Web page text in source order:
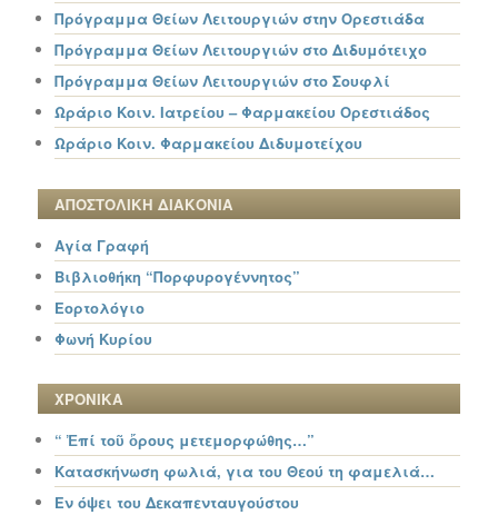
Πρόγραμμα Θείων Λειτουργιών στην Ορεστιάδα
Πρόγραμμα Θείων Λειτουργιών στο Διδυμότειχο
Πρόγραμμα Θείων Λειτουργιών στο Σουφλί
Ωράριο Κοιν. Ιατρείου – Φαρμακείου Ορεστιάδος
Ωράριο Κοιν. Φαρμακείου Διδυμοτείχου
ΑΠΟΣΤΟΛΙΚΗ ΔΙΑΚΟΝΙΑ
Αγία Γραφή
Βιβλιοθήκη “Πορφυρογέννητος”
Εορτολόγιο
Φωνή Κυρίου
ΧΡΟΝΙΚΑ
“ Ἐπί τοῦ ὄρους μετεμορφώθης…”
Κατασκήνωση φωλιά, για του Θεού τη φαμελιά…
Εν όψει του Δεκαπενταυγούστου